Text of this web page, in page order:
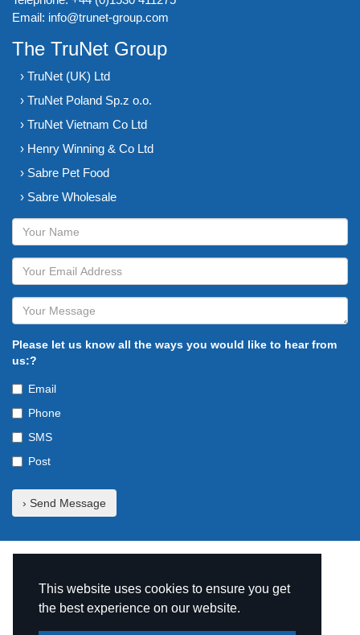
This website uses cookies to ensure you get
the best experience on our website.
Email: info@trunet-group.com
The TruNet Group
› TruNet (UK) Ltd
› TruNet Poland Sp.z o.o.
› TruNet Vietnam Co Ltd
› Henry Winning & Co Ltd
› Sabre Pet Food
› Sabre Wholesale
Please let us know all the ways you would like to hear from
us:?
Email
Phone
SMS
Post
© Copyright The TruNet Group 2026